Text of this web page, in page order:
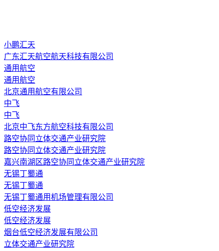
小鹏汇天
广东汇天航空航天科技有限公司
通用航空
通用航空
北京通用航空有限公司
中飞
中飞
北京中飞东方航空科技有限公司
路空协同立体交通产业研究院
路空协同立体交通产业研究院
嘉兴南湖区路空协同立体交通产业研究院
无锡丁蜀通
无锡丁蜀通
无锡丁蜀通用机场管理有限公司
低空经济发展
低空经济发展
烟台低空经济发展有限公司
立体交通产业研究院